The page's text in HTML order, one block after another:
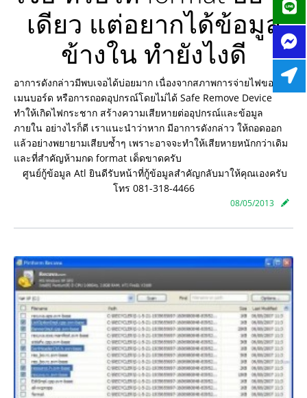
เดียว แต่อยากได้ข้อมูล
ข้างใน ทำยังไงดี
อาการดังกล่าวมีพบเจอได้บ่อยมาก เนื่องจากสภาพการจ่ายไฟของ
เมนบอร์ด หรือการถอดอุปกรณ์โดยไม่ได้ Safe Remove Device
ทำให้เกิดไฟกระชาก สร้างความเสียหายต่ออุปกรณ์และข้อมูล
ภายใน อย่างไรก็ดี เราแนะนำว่าหาก มีอาการดังกล่าว ให้ถอดออก
แล้วอย่างพยายามเสียบซ้ำๆ เพราะอาจจะทำให้เสียหายหนักกว่าเดิม
และที่สำคัญห้ามกด format เด็ดขาดครับ
ศูนย์กู้ข้อมูล Atl ยินดีรับหน้าที่กู้ข้อมูลสำคัญกลับมาให้คุณเองครับ
โทร 081-318-4466
08/05/2013